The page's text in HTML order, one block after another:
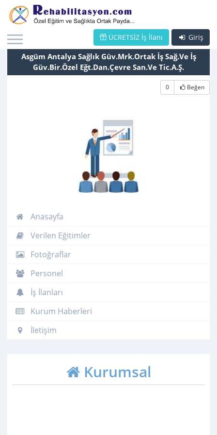
Giriş
ÜCRETSİZ İş İlanı
Asgüm Antalya Sağlık Güv.Mrk.Ortak İş Sağ.Ve İş
Güv.Bir.Özel Eğt.Dan.Çevre San.Ve Tic.A.Ş.
0 Beğen
Anasayfa
Verilen Eğitimler
Fotoğraflar
Personel
İş İlanları
Kurum Haberleri
İletişim
Kurumsal